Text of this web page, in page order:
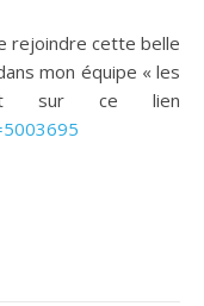
rejoindre cette belle
mon équipe « les
sur ce lien